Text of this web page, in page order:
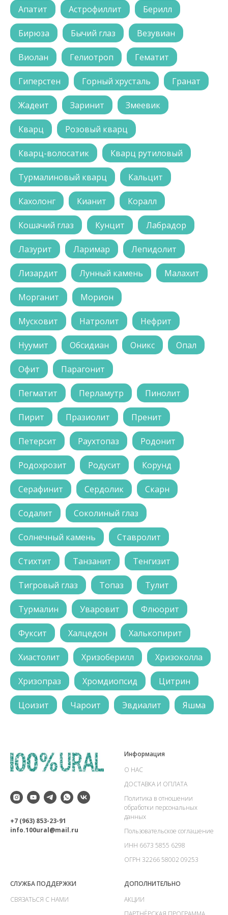
Апатит Астрофиллит Берилл
Бирюза Бычий глаз Везувиан
Виолан Гелиотроп Гематит
Гиперстен Горный хрусталь Гранат
Жадеит Заринит Змеевик
Кварц Розовый кварц
Кварц-волосатик Кварц рутиловый
Турмалиновый кварц Кальцит
Кахолонг Кианит Коралл
Кошачий глаз Кунцит Лабрадор
Лазурит Ларимар Лепидолит
Лизардит Лунный камень Малахит
Морганит Морион
Мусковит Натролит Нефрит
Нуумит Обсидиан Оникс Опал
Офит Парагонит
Пегматит Перламутр Пинолит
Пирит Празиолит Пренит
Петерсит Раухтопаз Родонит
Родохрозит Родусит Корунд
Серафинит Сердолик Скарн
Содалит Соколиный глаз
Солнечный камень Ставролит
Стихтит Танзанит Тенгизит
Тигровый глаз Топаз Тулит
Турмалин Уваровит Флюорит
Фуксит Халцедон Халькопирит
Хиастолит Хризоберилл Хризоколла
Хризопраз Хромдиопсид Цитрин
Цоизит Чароит Эвдиалит Яшма
+7 (963) 853-23-91
info.100ural@mail.ru
Информация
О НАС
ДОСТАВКА И ОПЛАТА
Политика в отношении
обработки персональных
данных
Пользовательское соглашение
ИНН 6673 5855 6298
ОГРН 32266 58002 09253
СЛУЖБА ПОДДЕРЖКИ
СВЯЗАТЬСЯ С НАМИ
ДОПОЛНИТЕЛЬНО
АКЦИИ